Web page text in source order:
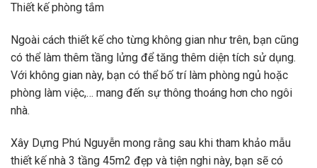
Thiết kế phòng tắm
Ngoài cách thiết kế cho từng không gian như trên, bạn cũng
có thể làm thêm tầng lửng để tăng thêm diện tích sử dụng.
Với không gian này, bạn có thể bố trí làm phòng ngủ hoặc
phòng làm việc,… mang đến sự thông thoáng hơn cho ngôi
nhà.
Xây Dựng Phú Nguyễn mong rằng sau khi tham khảo mẫu
thiết kế nhà 3 tầng 45m2 đẹp và tiện nghi này, bạn sẽ có